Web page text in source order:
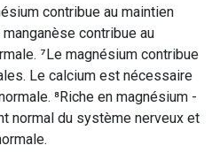
contribue au maintien
contribue au
⁷Le magnésium contribue
Le calcium est nécessaire
⁸Riche en magnésium -
normal du système nerveux et